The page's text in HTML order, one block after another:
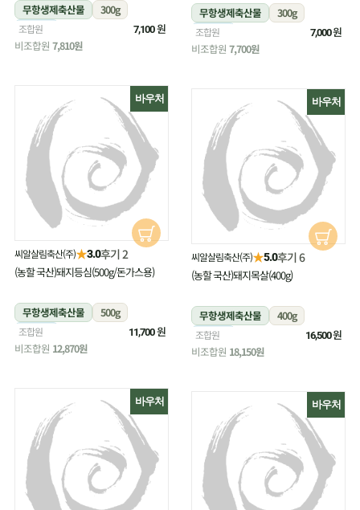
무항생제축산물
300g
냉장
조합원 7,100원
비조합원 7,810원
무항생제축산물
300g
냉장
조합원 7,000원
비조합원 7,700원
바우처
씨알살림축산(주)★3.0후기 2
(농할 국산)돼지등심(500g/돈가스용)
무항생제축산물
500g
냉장
조합원 11,700원
비조합원 12,870원
바우처
씨알살림축산(주)★5.0후기 6
(농할 국산)돼지목살(400g)
무항생제축산물
400g
냉장
조합원 16,500원
비조합원 18,150원
바우처 바우처